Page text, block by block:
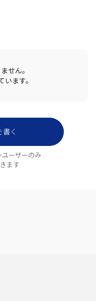
せん。
います。
書く
ーザーのみ
ます